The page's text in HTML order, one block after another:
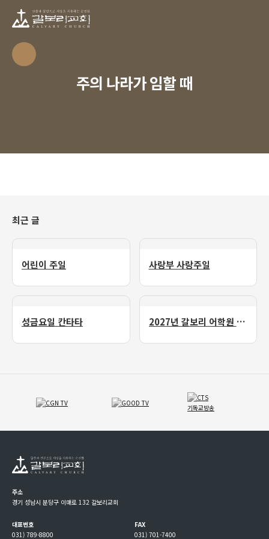
주의 나라가 임할 때
최근 글
어린이 주일 사랑부 사랑주일
성금요일 칸타타 2027년 갈보리 어학원 유치부 신입생 모집
주소
경기 성남시 분당구 이매로 132 갈보리교회
대표번호
031) 789-8800
FAX
031) 701-7400